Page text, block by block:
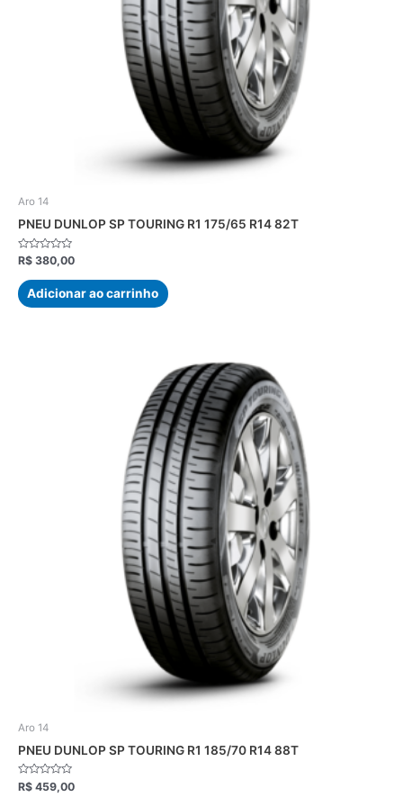
Aro 14
PNEU DUNLOP SP TOURING R1 175/65 R14 82T
Avaliação
0
de
5
R$ 380,00
Adicionar ao carrinho
Aro 14
PNEU DUNLOP SP TOURING R1 185/70 R14 88T
Avaliação
0
R$ 459,00